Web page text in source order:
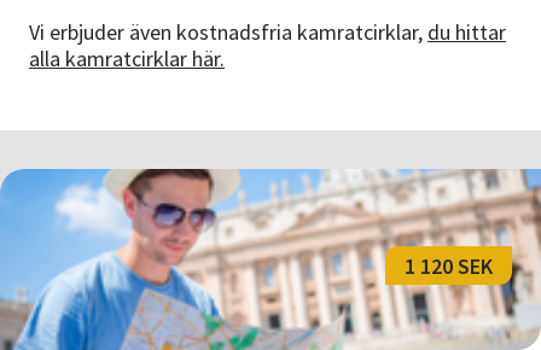
Vi erbjuder även kostnadsfria kamratcirklar, du hittar
alla kamratcirklar här.
1 120 SEK